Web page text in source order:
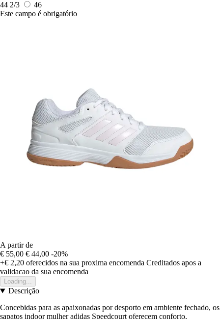
44 2/3
46
Este campo é obrigatório
A partir de
€ 55,00 € 44,00 -20%
+€ 2,20 oferecidos na sua proxima encomenda Creditados apos a
validacao da sua encomenda
Loading...
Descrição
Concebidas para as apaixonadas por desporto em ambiente fechado, os
sapatos indoor mulher adidas Speedcourt oferecem conforto,